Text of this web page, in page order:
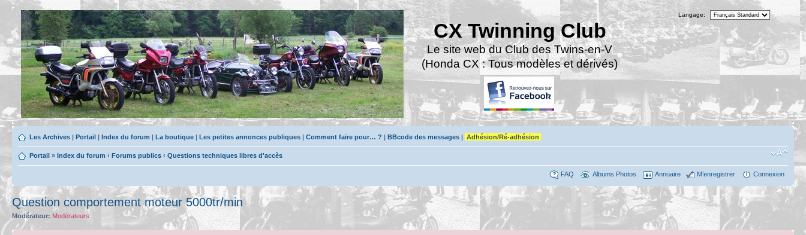
CX Twinning Club
Le site web du Club des Twins-en-V
(Honda CX : Tous modèles et dérivés)
Langage:
Les Archives | Portail | Index du forum | La boutique | Les petites annonces publiques | Comment faire pour… ? | BBcode des messages | Adhésion/Ré-adhésion
Portail » Index du forum ‹ Forums publics ‹ Questions techniques libres d'accès
FAQ Albums Photos Annuaire M’enregistrer Connexion
Question comportement moteur 5000tr/min
Modérateur: Modérateurs